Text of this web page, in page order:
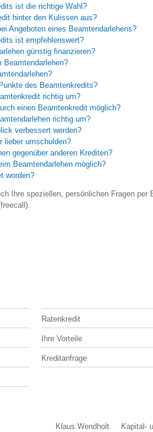
ist die richtige Wahl?
hinter den Kulissen aus?
Angeboten eines Beamtendarlehens?
ist empfehlenswert?
günstig finanzieren?
Beamtendarlehen?
des Beamtenkredits?
richtig um?
einen Beamtenkredit möglich?
richtig um?
verbessert werden?
lieber umschulden?
gegenüber anderen Krediten?
Beamtendarlehen möglich?
worden?
Ihre speziellen, persönlichen Fragen per
Ratenkredit
Ihre Vorteile
Kreditanfrage
Klaus Wendholt Kapital-